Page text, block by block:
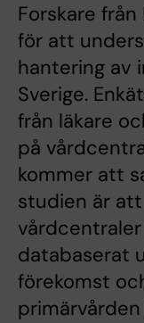
Forskare
för att
hantering av
Sverige.
från läkare
på
kommer att
studien är
databaserat
förekomst
primärvården